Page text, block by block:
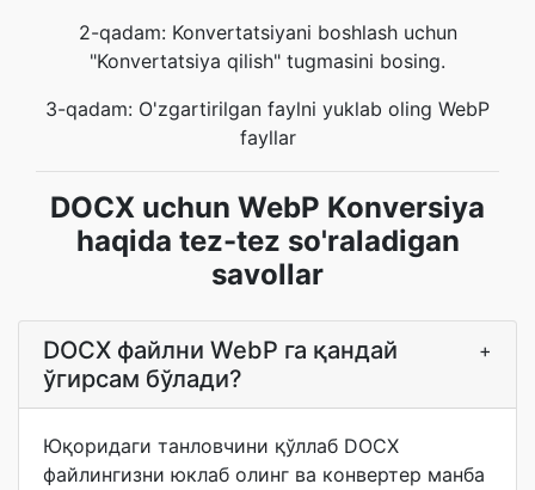
2-qadam: Konvertatsiyani boshlash uchun
"Konvertatsiya qilish" tugmasini bosing.
3-qadam: O'zgartirilgan faylni yuklab oling WebP
fayllar
DOCX uchun WebP Konversiya
haqida tez-tez so'raladigan
savollar
DOCX файлни WebP га қандай
ўгирсам бўлади?
+
Юқоридаги танловчини қўллаб DOCX
файлингизни юклаб олинг ва конвертер манба